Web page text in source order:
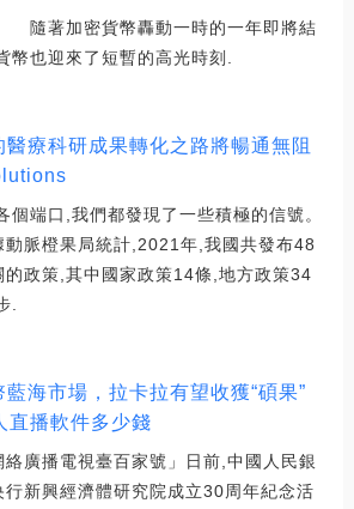
著加密貨幣轟動一時的一年即將結
幣也迎來了短暫的高光時刻.
療科研成果轉化之路將暢通無阻
個端口,我們都發現了一些積極的信號。
動脈橙果局統計,2021年,我國共發布48
的政策,其中國家政策14條,地方政策34
.
海市場，拉卡拉有望收獲“碩果”
直播軟件多少錢
絡廣播電視臺百家號」日前,中國人民銀
新興經濟體研究院成立30周年紀念活